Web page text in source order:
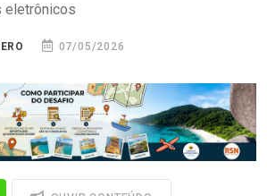
eletrônicos
07/05/2026